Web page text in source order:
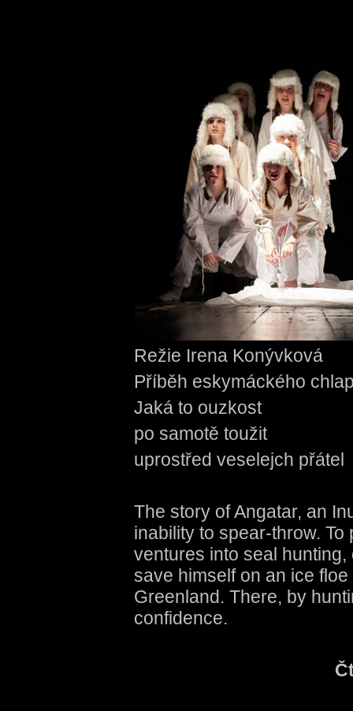
Režie Irena Konývková
Příběh eskymáckého
Jaká to ouzkost
po samotě toužit
uprostřed veselejch přátel
The story of Angatar, an
inability to spear-throw.
ventures into seal
save himself on an ice
Greenland. There, by
confidence.